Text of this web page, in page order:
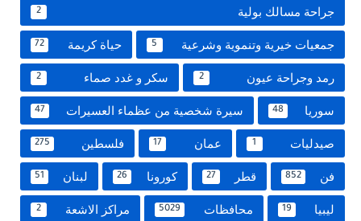
جراحة مسالك بولية 2
جمعيات خيرية وتنموية وشرعية 5 حياة كريمة 72
رمد وجراحة عيون 2 سكر و غدد صماء 2
سوريا 48 سيرة شخصية من عظماء العسيرات 47
صيدليات 1 عمان 17 فلسطين 275
فن 852 قطر 27 كورونا 26 لبنان 51
ليبيا 19 محافظات 5029 مراكز الاشعة 2